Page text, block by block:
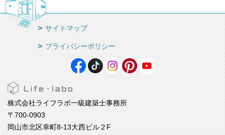
サイトマップ
プライバシーポリシー
株式会社ライフラボ一級建築士事務所
〒700-0903
岡山市北区幸町8-13大西ビル２F